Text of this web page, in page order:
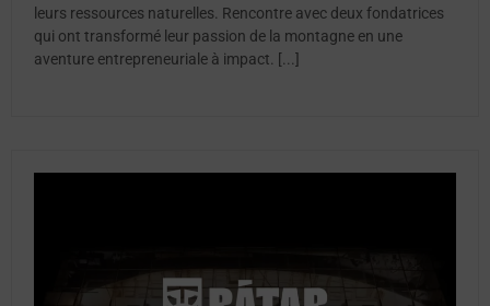
leurs ressources naturelles. Rencontre avec deux fondatrices
qui ont transformé leur passion de la montagne en une
aventure entrepreneuriale à impact. [...]